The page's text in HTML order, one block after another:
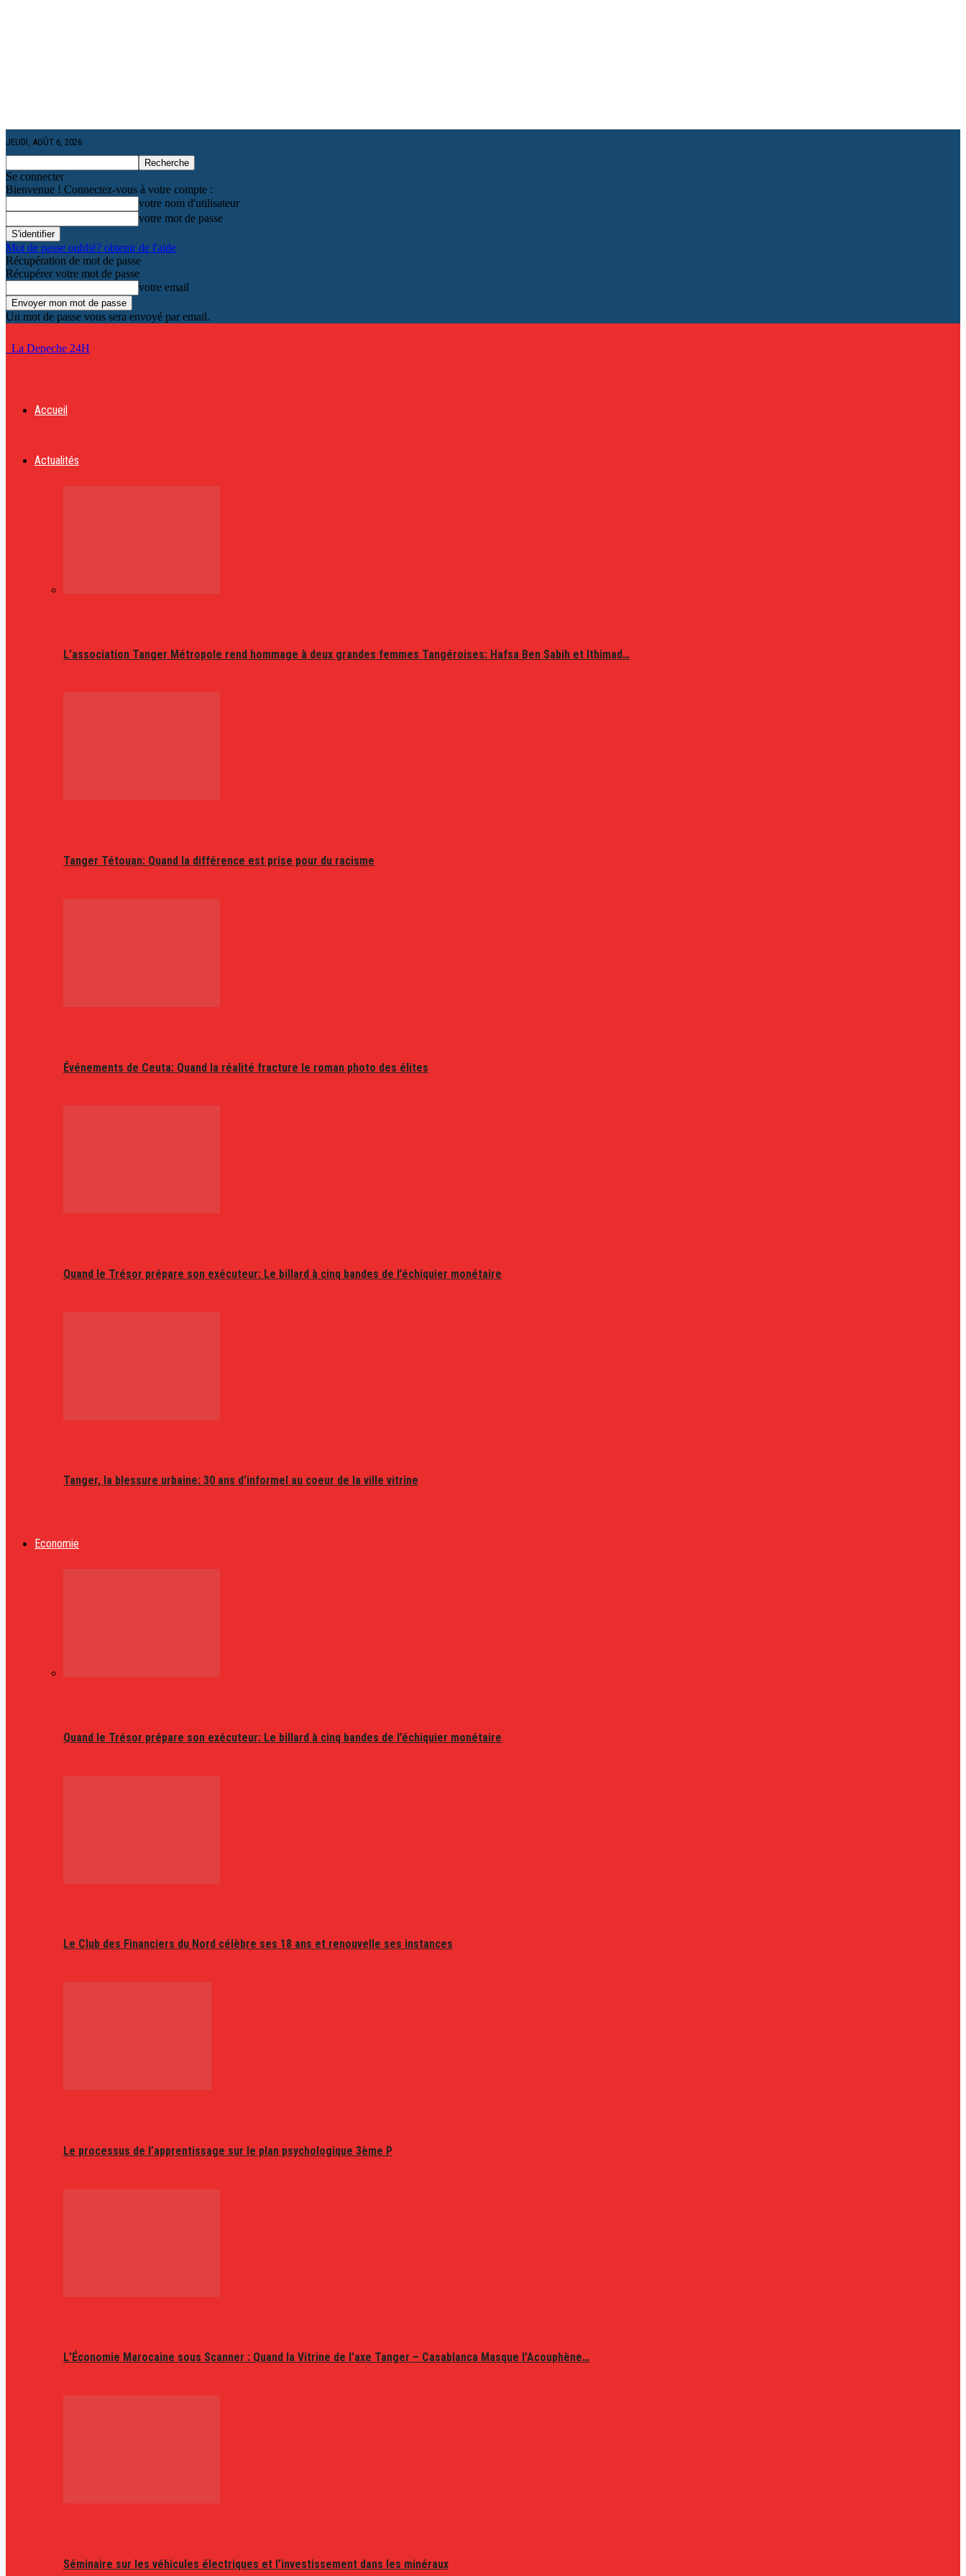
JEUDI, AOÛT 6, 2026
Se connecter
Bienvenue ! Connectez-vous à votre compte :
votre nom d'utilisateur
votre mot de passe
Mot de passe oublié? obtenir de l'aide
Récupération de mot de passe
Récupérer votre mot de passe
votre email
Un mot de passe vous sera envoyé par email.
La Depeche 24H
Accueil
Actualités
L’association Tanger Métropole rend hommage à deux grandes femmes Tangéroises: Hafsa Ben Sabih et Ithimad…
Tanger Tétouan: Quand la différence est prise pour du racisme
Événements de Ceuta: Quand la réalité fracture le roman photo des élites
Quand le Trésor prépare son exécuteur: Le billard à cinq bandes de l’échiquier monétaire
Tanger, la blessure urbaine: 30 ans d’informel au coeur de la ville vitrine
Economie
Quand le Trésor prépare son exécuteur: Le billard à cinq bandes de l’échiquier monétaire
Le Club des Financiers du Nord célèbre ses 18 ans et renouvelle ses instances
Le processus de l’apprentissage sur le plan psychologique 3ème P
L’Économie Marocaine sous Scanner : Quand la Vitrine de l’axe Tanger – Casablanca Masque l’Acouphène…
Séminaire sur les véhicules électriques et l’investissement dans les minéraux